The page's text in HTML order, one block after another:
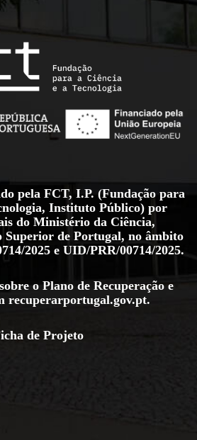
pela FCT, I.P. (Fundação para
Instituto Público) por
do Ministério da Ciência,
Superior de Portugal, no âmbito
2025 e UID/PRR/00714/2025.
o Plano de Recuperação e
recuperarportugal.gov.pt.
de Projeto